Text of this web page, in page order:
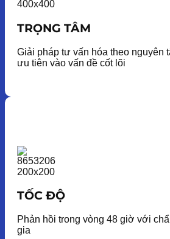
TRỌNG TÂM
Giải pháp tư vấn hóa theo nguyên
ưu tiên vào vấn đề cốt lõi
TỐC ĐỘ
Phản hồi trong vòng 48 giờ với
gia